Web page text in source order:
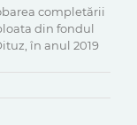
completării
din fondul
în anul 2019